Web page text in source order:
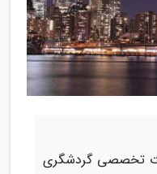
تخصصی گردشگری